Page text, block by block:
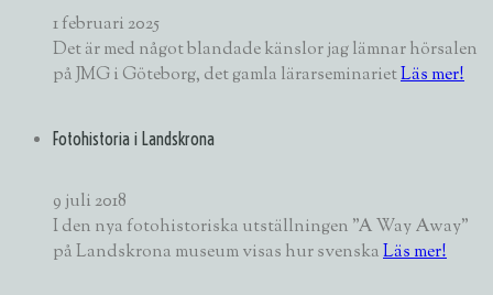
1 februari 2025
Det är med något blandade känslor jag lämnar hörsalen
på JMG i Göteborg, det gamla lärarseminarietLäs mer!
Fotohistoria i Landskrona
9 juli 2018
I den nya fotohistoriska utställningen "A Way Away"
på Landskrona museum visas hur svenskaLäs mer!